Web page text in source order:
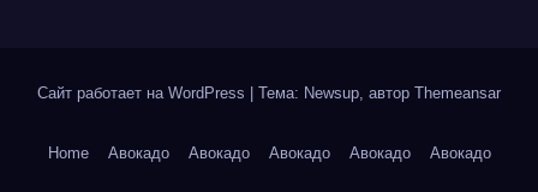
Сайт работает на WordPress Тема: Newsup, автор Themeansar
Home Авокадо Авокадо Авокадо Авокадо Авокадо